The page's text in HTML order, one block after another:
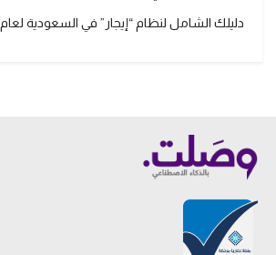
دليلك الشامل لنظام “إيجار” في السعودية لعام 2026